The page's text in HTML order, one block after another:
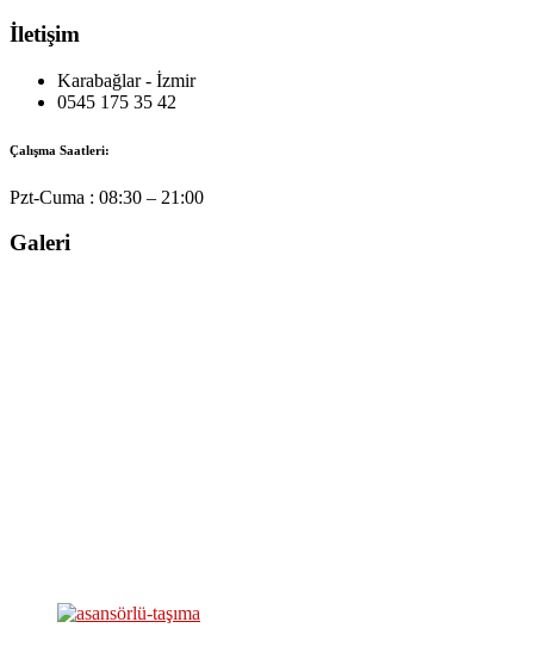
İletişim
Karabağlar - İzmir
0545 175 35 42
Çalışma Saatleri:
Pzt-Cuma : 08:30 – 21:00
Galeri